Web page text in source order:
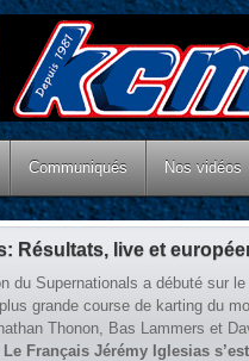
Communiqués Nos vidéos
Résultats, live et
du Supernationals a débuté sur
grande course de karting du
Thonon, Bas Lammers et
Le Français Jérémy Iglesias